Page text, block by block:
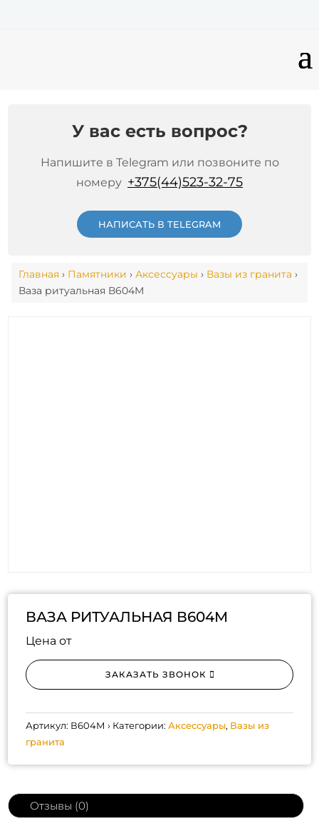
У вас есть вопрос?
Напишите в Telegram или позвоните по
номеру +375(44)523-32-75
НАПИСАТЬ В TELEGRAM
Главная › Памятники ›Аксессуары › Вазы из гранита ›
Ваза ритуальная В604М
ВАЗА РИТУАЛЬНАЯ В604М
Цена от
ЗАКАЗАТЬ ЗВОНОК
Артикул: В604М Категории:Аксессуары, Вазы из
гранита
Отзывы (0)